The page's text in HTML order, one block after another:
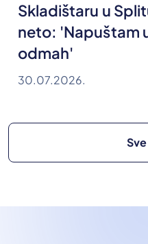
Skladištaru u
neto: 'Napuštam
odmah'
30.07.2026.